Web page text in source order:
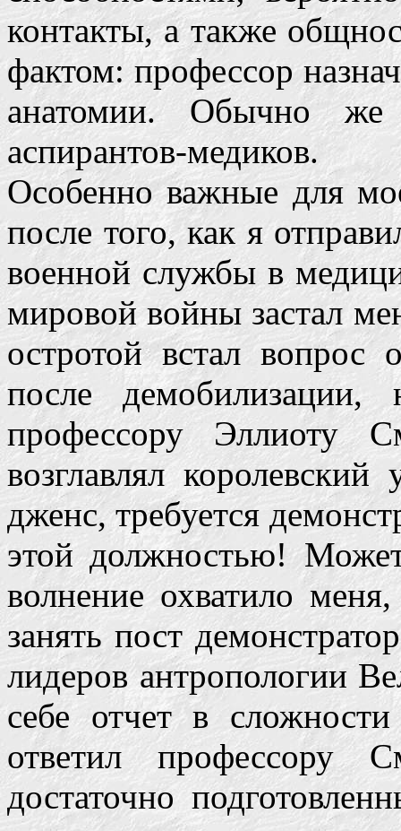
контакты, а также
фактом: профессор
анатомии. Обычно же
аспирантов-медиков.
Особенно важные для
после того, как я
военной службы в
мировой войны застал
остротой встал
после демобилизации,
профессору Эллиоту
возглавлял
дженс, требуется
этой должностью!
волнение охватило
занять пост
лидеров антропологии
себе отчет в
ответил профессору
достаточно